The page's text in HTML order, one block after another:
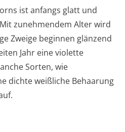
ist anfangs glatt und
zunehmendem Alter wird
Zweige beginnen glänzend
Jahr eine violette
Sorten, wie
dichte weißliche Behaarung